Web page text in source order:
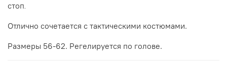
стоп.
Отлично сочетается с тактическими костюмами.
Размеры 56-62. Регелируется по голове.